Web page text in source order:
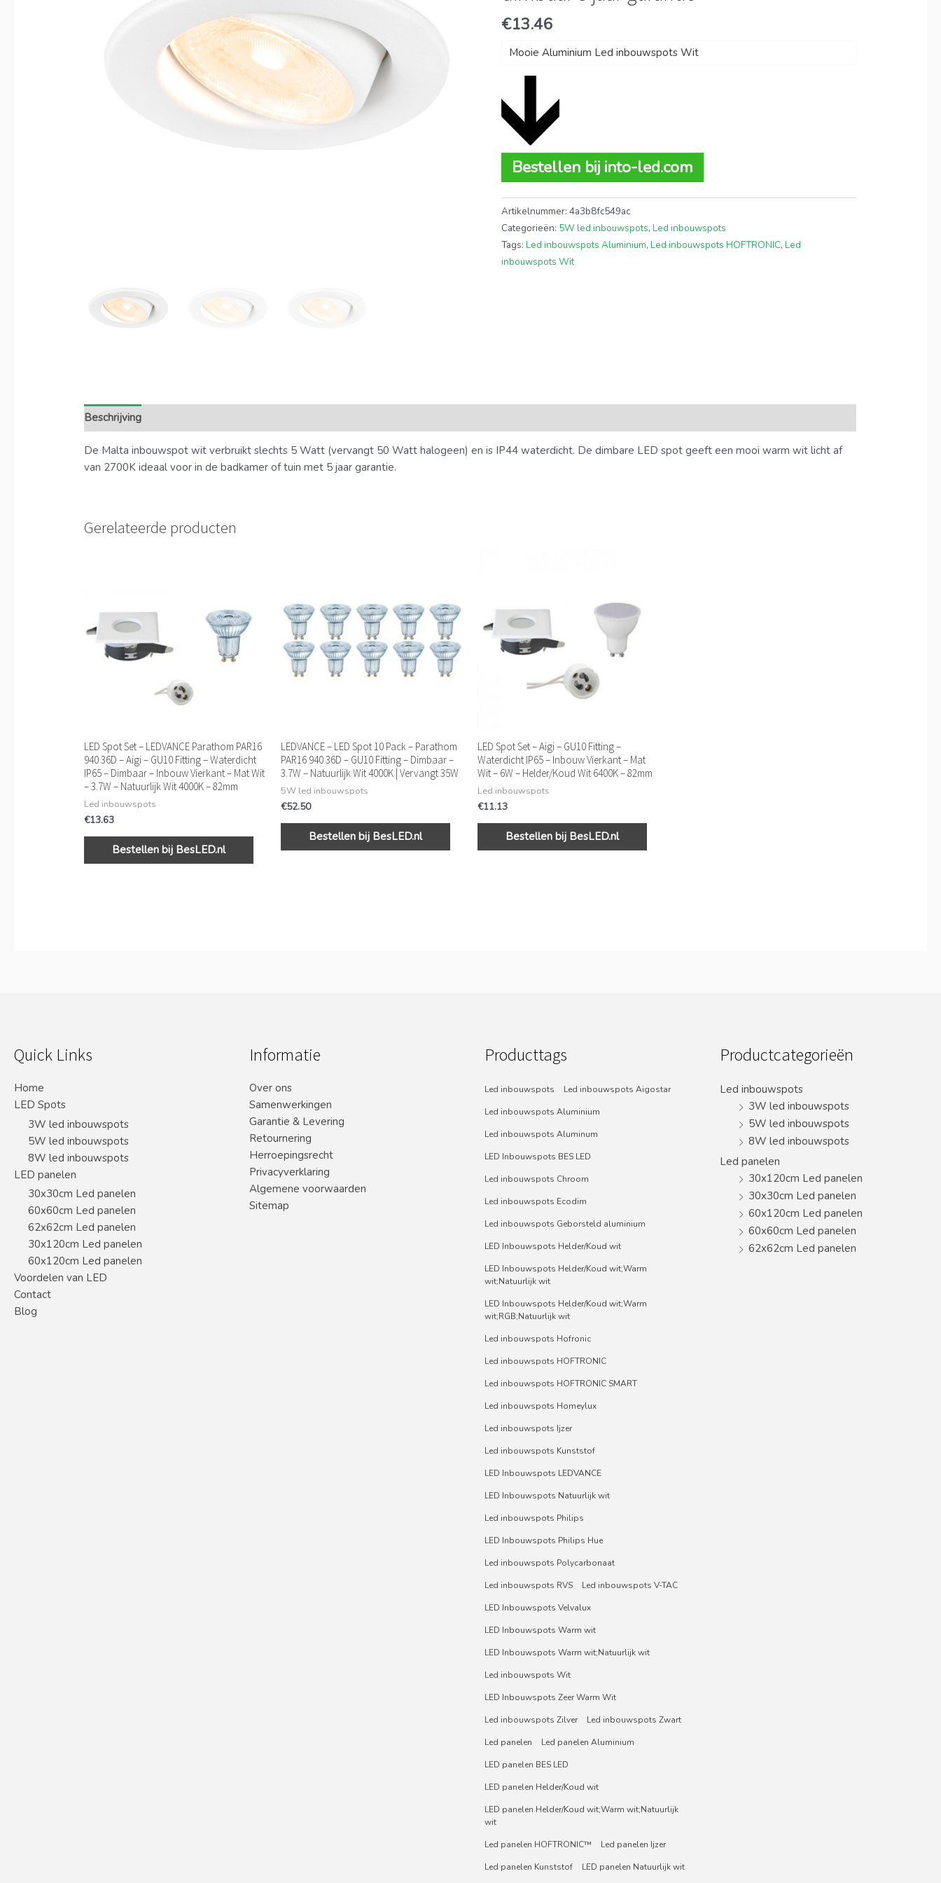
€13.46
Mooie Aluminium Led inbouwspots Wit
Bestellen bij into-led.com
Artikelnummer:4a3b8fc549ac
Categorieën: 5W led inbouwspots,Led inbouwspots
Tags:Led inbouwspots Aluminium,Led inbouwspots HOFTRONIC,Led
inbouwspots Wit
Beschrijving
De Malta inbouwspot wit verbruikt slechts 5 Watt (vervangt 50 Watt halogeen) en is IP44 waterdicht. De dimbare LED spot geeft een mooi warm wit licht af
van 2700K ideaal voor in de badkamer of tuin met 5 jaar garantie.
Gerelateerde producten
LED Spot Set – LEDVANCE Parathom PAR16
940 36D – Aigi – GU10 Fitting – Waterdicht
IP65 – Dimbaar – Inbouw Vierkant – Mat Wit
– 3.7W – Natuurlijk Wit 4000K – 82mm
Led inbouwspots
€13.63
Bestellen bij BesLED.nl
LEDVANCE – LED Spot 10 Pack – Parathom
PAR16 940 36D – GU10 Fitting – Dimbaar –
3.7W – Natuurlijk Wit 4000K | Vervangt 35W
5W led inbouwspots
€52.50
Bestellen bij BesLED.nl
LED Spot Set – Aigi – GU10 Fitting –
Waterdicht IP65 – Inbouw Vierkant – Mat
Wit – 6W – Helder/Koud Wit 6400K – 82mm
Led inbouwspots
€11.13
Bestellen bij BesLED.nl
Quick Links
Home
LED Spots
3W led inbouwspots
5W led inbouwspots
8W led inbouwspots
LED panelen
30x30cm Led panelen
60x60cm Led panelen
62x62cm Led panelen
30x120cm Led panelen
60x120cm Led panelen
Voordelen van LED
Contact
Blog
Informatie
Over ons
Samenwerkingen
Garantie & Levering
Retournering
Herroepingsrecht
Privacyverklaring
Algemene voorwaarden
Sitemap
Producttags
Led inbouwspots
Led inbouwspots Aigostar
Led inbouwspots Aluminium
Led inbouwspots Aluminum
LED Inbouwspots BES LED
Led inbouwspots Chroom
Led inbouwspots Ecodim
Led inbouwspots Geborsteld aluminium
LED Inbouwspots Helder/Koud wit
LED Inbouwspots Helder/Koud wit;Warm
wit;Natuurlijk wit
LED Inbouwspots Helder/Koud wit;Warm
wit;RGB;Natuurlijk wit
Led inbouwspots Hofronic
Led inbouwspots HOFTRONIC
Led inbouwspots HOFTRONIC SMART
Led inbouwspots Homeylux
Led inbouwspots Ijzer
Led inbouwspots Kunststof
LED Inbouwspots LEDVANCE
LED Inbouwspots Natuurlijk wit
Led inbouwspots Philips
LED Inbouwspots Philips Hue
Led inbouwspots Polycarbonaat
Led inbouwspots RVS
Led inbouwspots V-TAC
LED Inbouwspots Velvalux
LED Inbouwspots Warm wit
LED Inbouwspots Warm wit;Natuurlijk wit
Led inbouwspots Wit
LED Inbouwspots Zeer Warm Wit
Led inbouwspots Zilver
Led inbouwspots Zwart
Led panelen
Led panelen Aluminium
LED panelen BES LED
LED panelen Helder/Koud wit
LED panelen Helder/Koud wit;Warm wit;Natuurlijk
wit
Led panelen HOFTRONIC™
Led panelen Ijzer
Led panelen Kunststof
LED panelen Natuurlijk wit
Productcategorieën
Led inbouwspots
3W led inbouwspots
5W led inbouwspots
8W led inbouwspots
Led panelen
30x120cm Led panelen
30x30cm Led panelen
60x120cm Led panelen
60x60cm Led panelen
62x62cm Led panelen